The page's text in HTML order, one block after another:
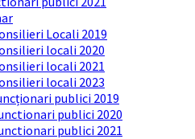
Locali 2019
locali 2020
locali 2021
locali 2023
publici 2019
publici 2020
publici 2021